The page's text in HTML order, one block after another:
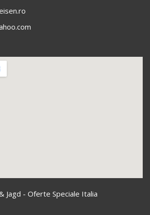
Jagd - Oferte Speciale Italia